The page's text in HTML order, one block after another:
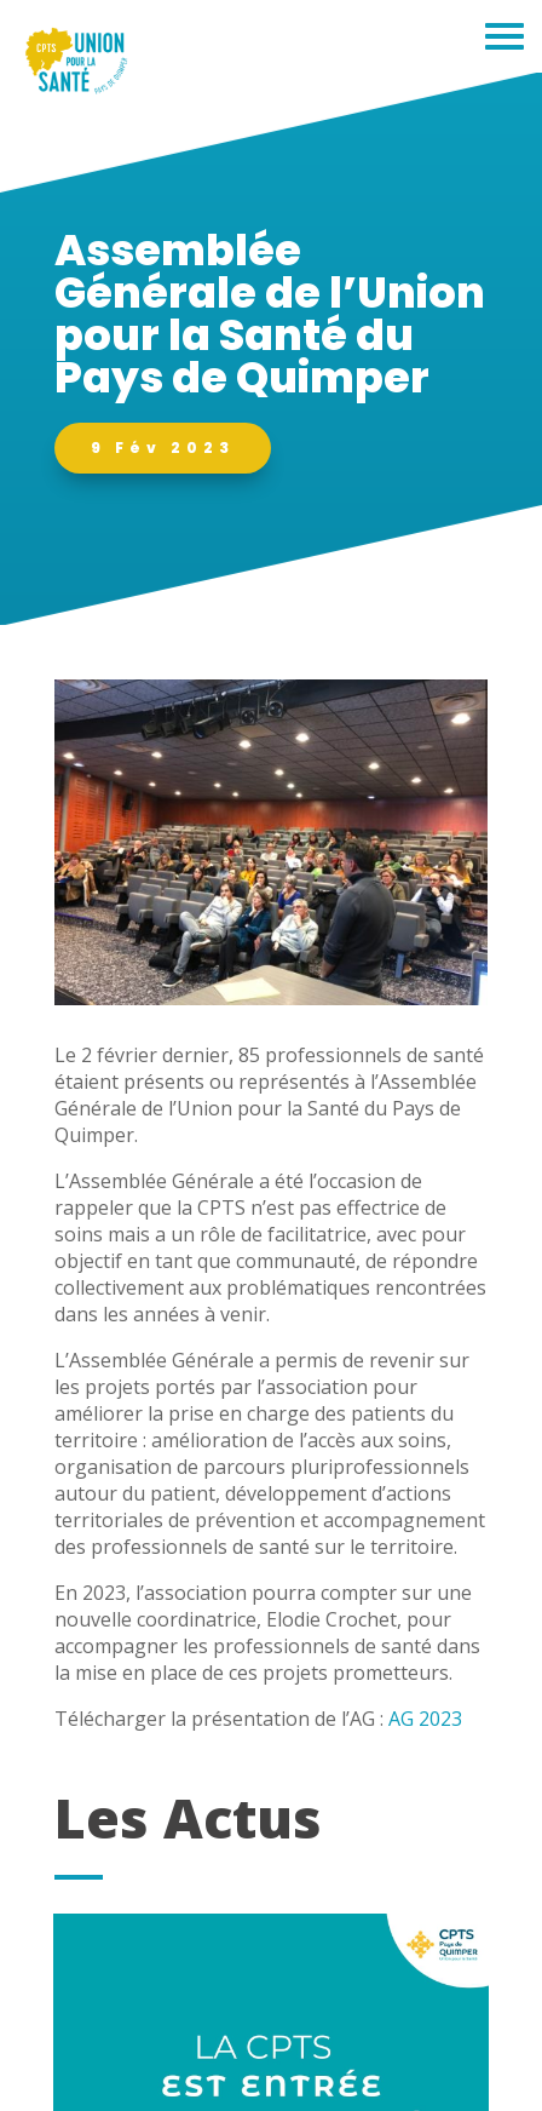
Assemblée
Générale de l’Union
pour la Santé du
Pays de Quimper
9 Fév 2023
Le 2 février dernier, 85 professionnels de santé
étaient présents ou représentés à l’Assemblée
Générale de l’Union pour la Santé du Pays de
Quimper.
L’Assemblée Générale a été l’occasion de
rappeler que la CPTS n’est pas effectrice de
soins mais a un rôle de facilitatrice, avec pour
objectif en tant que communauté, de répondre
collectivement aux problématiques rencontrées
dans les années à venir.
L’Assemblée Générale a permis de revenir sur
les projets portés par l’association pour
améliorer la prise en charge des patients du
territoire : amélioration de l’accès aux soins,
organisation de parcours pluriprofessionnels
autour du patient, développement d’actions
territoriales de prévention et accompagnement
des professionnels de santé sur le territoire.
En 2023, l’association pourra compter sur une
nouvelle coordinatrice, Elodie Crochet, pour
accompagner les professionnels de santé dans
la mise en place de ces projets prometteurs.
Télécharger la présentation de l’AG : AG 2023
Les Actus